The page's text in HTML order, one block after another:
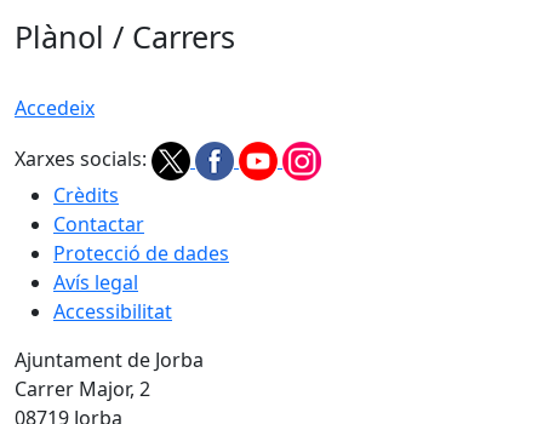
Plànol / Carrers
Accedeix
Xarxes socials:
Crèdits
Contactar
Protecció de dades
Avís legal
Accessibilitat
Ajuntament de Jorba
Carrer Major, 2
08719 Jorba